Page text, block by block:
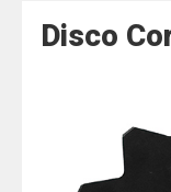
Disco